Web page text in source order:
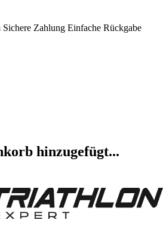
Sichere Zahlung Einfache Rückgabe
hinzugefügt...